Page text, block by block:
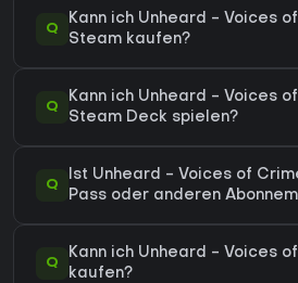
Q
Kann ich Unheard - Voices
Steam kaufen?
Q
Kann ich Unheard - Voices
Steam Deck spielen?
Q
Ist Unheard - Voices of
Pass oder anderen
Q
Kann ich Unheard - Voices
kaufen?